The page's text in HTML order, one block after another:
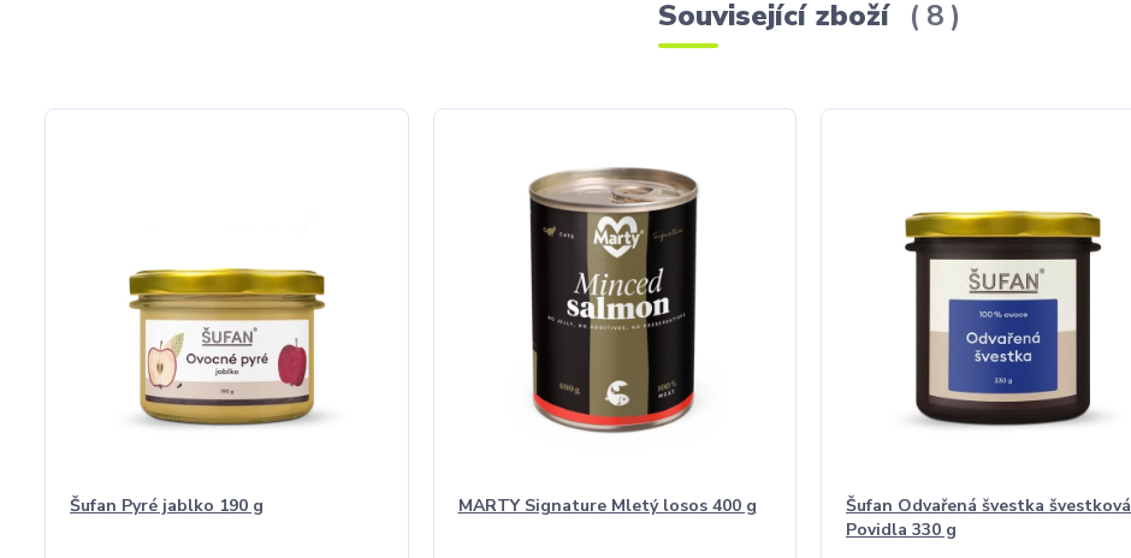
Související zboží 8
Šufan Pyré jablko 190 g MARTY Signature Mletý losos 400 g
Šufan Odvařená švestka švestková
Povidla 330 g